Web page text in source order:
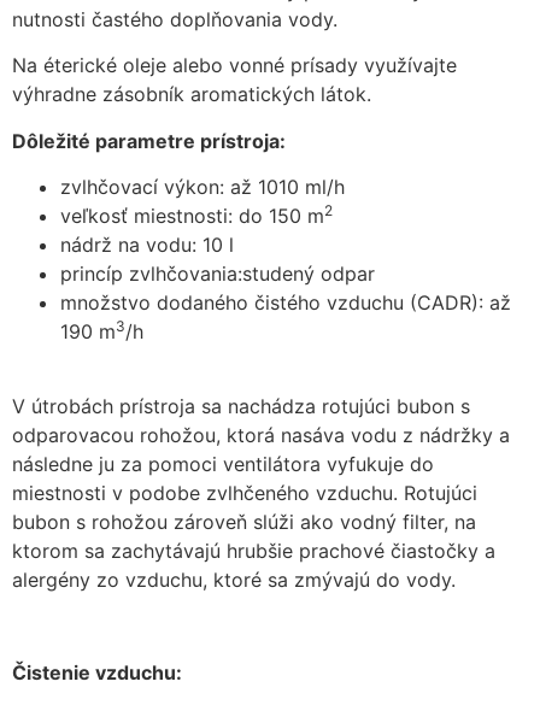
nutnosti častého doplňovania vody.
Na éterické oleje alebo vonné prísady využívajte
výhradne zásobník aromatických látok.
Dôležité parametre prístroja:
zvlhčovací výkon: až 1010 ml/h
veľkosť miestnosti: do 150 m2
nádrž na vodu: 10 l
princíp zvlhčovania:studený odpar
množstvo dodaného čistého vzduchu (CADR): až
190 m3/h
V útrobách prístroja sa nachádza rotujúci bubon s
odparovacou rohožou, ktorá nasáva vodu z nádržky a
následne ju za pomoci ventilátora vyfukuje do
miestnosti v podobe zvlhčeného vzduchu. Rotujúci
bubon s rohožou zároveň slúži ako vodný filter, na
ktorom sa zachytávajú hrubšie prachové čiastočky a
alergény zo vzduchu, ktoré sa zmývajú do vody.
Čistenie vzduchu: